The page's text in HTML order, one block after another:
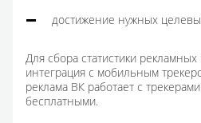
достижение нужных
Для сбора статистики
интеграция с мобильным
реклама ВК работает с
бесплатными.